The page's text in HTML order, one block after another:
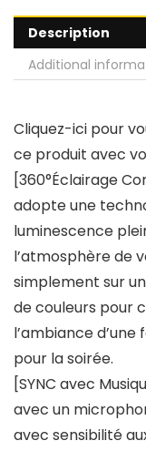
Description
Additional
Cliquez-ici pour
ce produit avec
[360°Éclairage
adopte une
luminescence
l’atmosphère de
simplement sur
de couleurs pour
l’ambiance
pour la soirée.
[SYNC avec
avec un
avec sensibilité